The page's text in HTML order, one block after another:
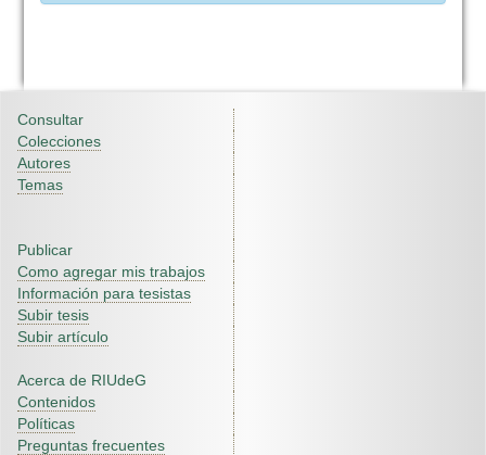
Consultar
Colecciones
Autores
Temas
Publicar
Como agregar mis trabajos
Información para tesistas
Subir tesis
Subir artículo
Acerca de RIUdeG
Contenidos
Políticas
Preguntas frecuentes